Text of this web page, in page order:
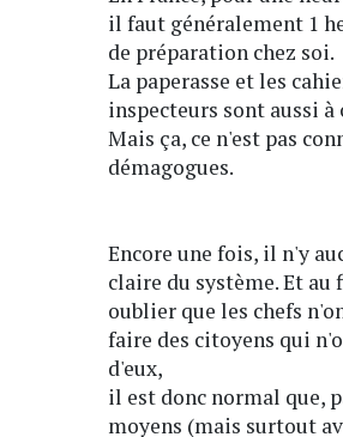
il faut généralement 1
de préparation chez soi.
La paperasse et les
inspecteurs sont aussi
Mais ça, ce n'est pas
démagogues.
Encore une fois, il n'y
claire du système. Et au
oublier que les chefs
faire des citoyens qui
d'eux,
il est donc normal que,
moyens (mais surtout